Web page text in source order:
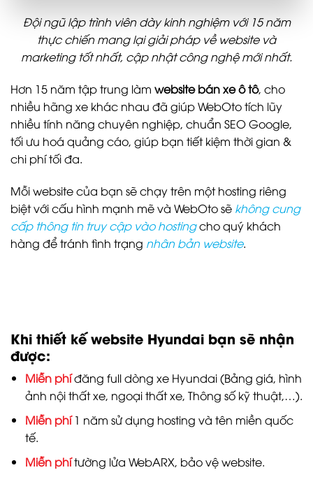
Đội ngũ lập trình viên dày kinh nghiệm với 15 năm
thực chiến mang lại giải pháp về website và
marketing tốt nhất, cập nhật công nghệ mới nhất.
Hơn 15 năm tập trung làm website bán xe ô tô, cho
nhiều hãng xe khác nhau đã giúp WebOto tích lũy
nhiều tính năng chuyên nghiệp, chuẩn SEO Google,
tối ưu hoá quảng cáo, giúp bạn tiết kiệm thời gian &
chi phí tối đa.
Mỗi website của bạn sẽ chạy trên một hosting riêng
biệt với cấu hình mạnh mẽ và WebOto sẽ không cung
cấp thông tin truy cập vào hostingcho quý khách
hàng để tránh tình trạng nhân bản website.
Khi thiết kế website Hyundai bạn sẽ nhận
được:
Miễn phíđăng full dòng xe Hyundai (Bảng giá, hình
ảnh nội thất xe, ngoại thất xe, Thông số kỹ thuật,…).
Miễn phí1 năm sử dụng hosting và tên miền quốc
tế.
Miễn phítường lửa WebARX, bảo vệ website.